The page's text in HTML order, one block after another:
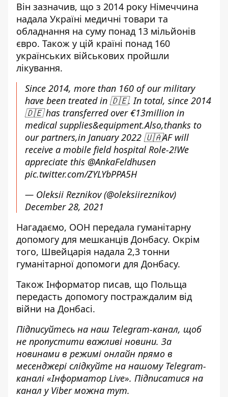
Він зазначив, що з 2014 року Німеччина
надала Україні медичні товари та
обладнання на суму понад 13 мільйонів
євро. Також у цій країні понад 160
українських військових пройшли
лікування.
Since 2014, more than 160 of our military
have been treated in 🇩🇪. In total, since 2014
🇩🇪 has transferred over €13million in
medical supplies&equipment.Also,thanks to
our partners,in January 2022 🇺🇦AF will
receive a mobile field hospital Role-2!We
appreciate this @AnkaFeldhusen
pic.twitter.com/ZYLYbPPA5H
— Oleksii Reznikov (@oleksiireznikov)
December 28, 2021
Нагадаємо, ООН передала гуманітарну
допомогу для мешканців Донбасу. Окрім
того, Швейцарія надала 2,3 тонни
гуманітарної допомоги для Донбасу.
Також Інформатор писав, що Польща
передасть допомогу постраждалим від
війни на Донбасі.
Підписуйтесь на наш Telegram-канал, щоб
не пропустити важливі новини. За
новинами в режимі онлайн прямо в
месенджері слідкуйте на нашому Telegram-
каналі «Інформатор Live». Підписатися на
канал у Viber можна тут.